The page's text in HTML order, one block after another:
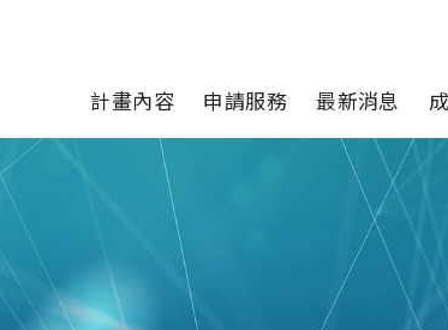
計畫內容 申請服務 最新消息